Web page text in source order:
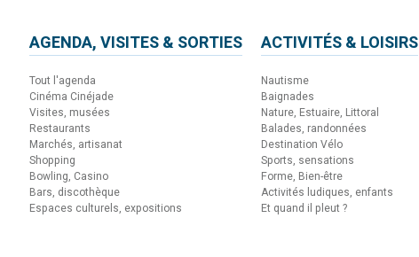
AGENDA, VISITES & SORTIES
Tout l'agenda
Cinéma Cinéjade
Visites, musées
Restaurants
Marchés, artisanat
Shopping
Bowling, Casino
Bars, discothèque
Espaces culturels, expositions
ACTIVITÉS & LOISIRS
Nautisme
Baignades
Nature, Estuaire, Littoral
Balades, randonnées
Destination Vélo
Sports, sensations
Forme, Bien-être
Activités ludiques, enfants
Et quand il pleut ?